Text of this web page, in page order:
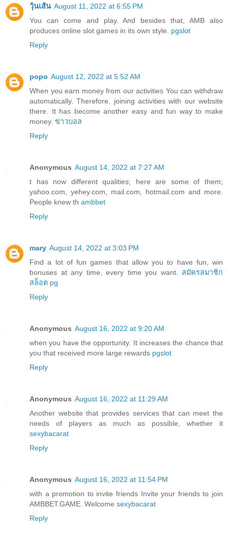
วุ้นเส้น August 11, 2022 at 6:55 PM
You can come and play. And besides that, AMB also
produces online slot games in its own style. pgslot
Reply
popo August 12, 2022 at 5:52 AM
When you earn money from our activities You can withdraw
automatically. Therefore, joining activities with our website
there. It has become another easy and fun way to make
money. ข่าวบอล
Reply
Anonymous August 14, 2022 at 7:27 AM
t has now different qualities; here are some of them;
yahoo.com, yehey.com, mail.com, hotmail.com and more.
People knew th ambbet
Reply
mary August 14, 2022 at 3:03 PM
Find a lot of fun games that allow you to have fun, win
bonuses at any time, every time you want. สมัครสมาชิก
สล็อต pg
Reply
Anonymous August 16, 2022 at 9:20 AM
when you have the opportunity. It increases the chance that
you that received more large rewards pgslot
Reply
Anonymous August 16, 2022 at 11:29 AM
Another website that provides services that can meet the
needs of players as much as possible, whether it
sexybacarat
Reply
Anonymous August 16, 2022 at 11:54 PM
with a promotion to invite friends Invite your friends to join
AMBBET.GAME. Welcome sexybacarat
Reply